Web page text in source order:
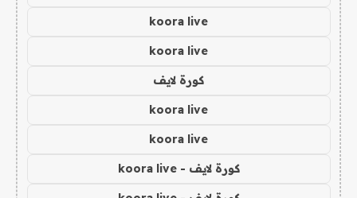
koora live
koora live
كورة لايف
koora live
koora live
كورة لايف - koora live